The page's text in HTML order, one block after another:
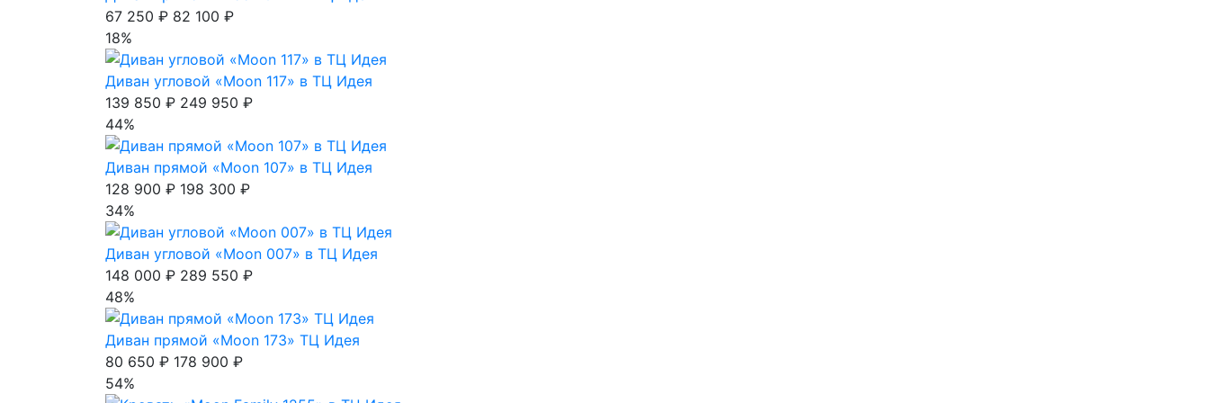
67 250 ₽ 82 100 ₽
18%
Диван угловой «Moon 117» в ТЦ Идея
139 850 ₽ 249 950 ₽
44%
Диван прямой «Moon 107» в ТЦ Идея
128 900 ₽ 198 300 ₽
34%
Диван угловой «Moon 007» в ТЦ Идея
148 000 ₽ 289 550 ₽
48%
Диван прямой «Moon 173» ТЦ Идея
80 650 ₽ 178 900 ₽
54%